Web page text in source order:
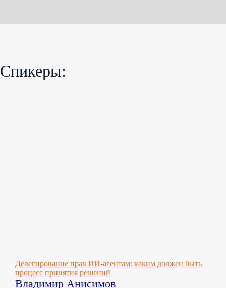
Спикеры:
Делегирование прав ИИ-агентам: каким должен быть
процесс принятия решений
Владимир Анисимов